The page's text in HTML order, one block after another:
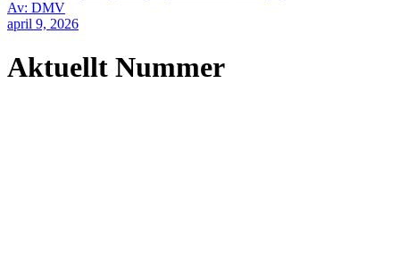
Av: DMV
april 9, 2026
Aktuellt Nummer